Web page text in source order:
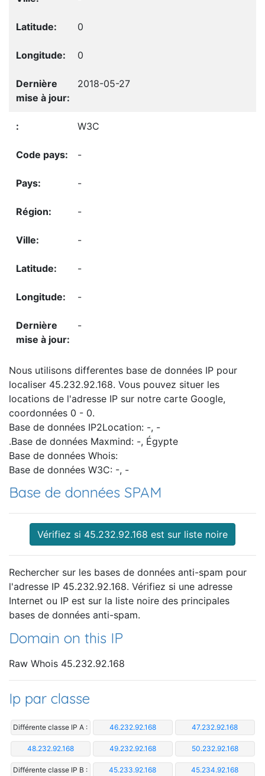
0
0
2018-05-27
W3C
-
-
-
-
-
-
-
Nous utilisons differentes base de données IP pour
localiser 45.232.92.168. Vous pouvez situer les
locations de l'adresse IP sur notre carte Google,
coordonnées 0 - 0.
Base de données IP2Location: -, -
.Base de données Maxmind: -, Égypte
Base de données Whois:
Base de données W3C: -, -
Base de données SPAM
Vérifiez si 45.232.92.168 est sur liste noire
Rechercher sur les bases de données anti-spam pour
l'adresse IP 45.232.92.168. Vérifiez si une adresse
Internet ou IP est sur la liste noire des principales
bases de données anti-spam.
Domain on this IP
Raw Whois 45.232.92.168
Ip par classe
Différente classe IP A : 46.232.92.168 47.232.92.168
48.232.92.168 49.232.92.168 50.232.92.168
Différente classe IP B : 45.233.92.168 45.234.92.168